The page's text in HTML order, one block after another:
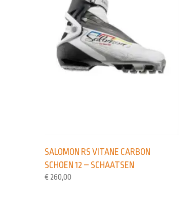
SALOMON RS VITANE CARBON
SCHOEN 12 – SCHAATSEN
€ 260,00